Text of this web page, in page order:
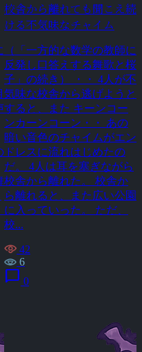
校舎から離れても聞こえ続
ける不気味なチャイム
（「一方的な数学の教師に
反発し口答えする舞歌と桜
子」の続き） ・・ 4人が不
気味な校舎から逃げようと
すると、また キーンコー
ンカーンコーン・・ あの
暗い音色のチャイムがエン
ドレスに流れはじめたの
だ。 4人は耳を塞ぎながら
校舎から離れた。 校舎か
ら離れると、また広い公園
に入っていった。 ただ、
校...
42
6
chat_bubble 0